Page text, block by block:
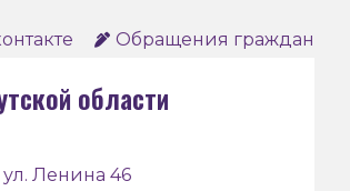
Обращения граждан
области
ул. Ленина 46